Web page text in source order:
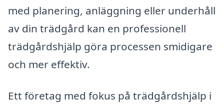
med planering, anläggning eller underhåll
av din trädgård kan en professionell
trädgårdshjälp göra processen smidigare
och mer effektiv.
Ett företag med fokus på trädgårdshjälp i